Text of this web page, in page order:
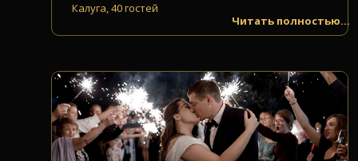
Читать полностью...
Калуга, 40 гостей